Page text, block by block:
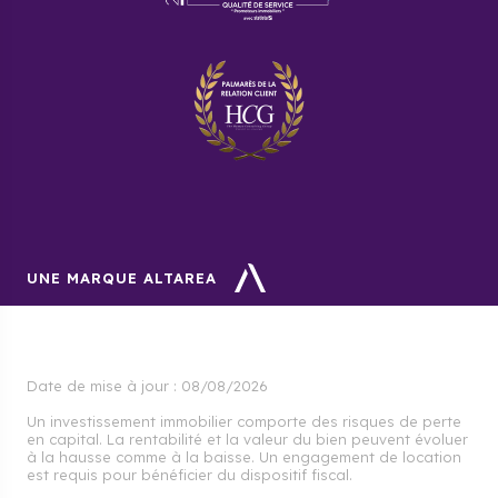
locatif dans le 14e
arrondissement de Paris ?
Dans cet arrondissement résidentiel, les logements
les plus recherchés sont les 3 pièces, qui attirent les
UNE MARQUE ALTAREA
Date de mise à jour : 08/08/2026
Un investissement immobilier comporte des risques de perte
en capital. La rentabilité et la valeur du bien peuvent évoluer
à la hausse comme à la baisse. Un engagement de location
est requis pour bénéficier du dispositif fiscal.